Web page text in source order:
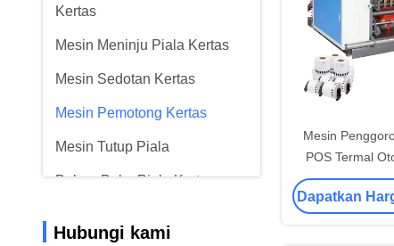
Kertas
Mesin Meninju Piala Kertas
Mesin Sedotan Kertas
Mesin Pemotong Kertas
Mesin Tutup Piala
Bahan Baku Piala Kertas
Hubungi kami
Mesin
POS Termal
Dengan
Dapatkan